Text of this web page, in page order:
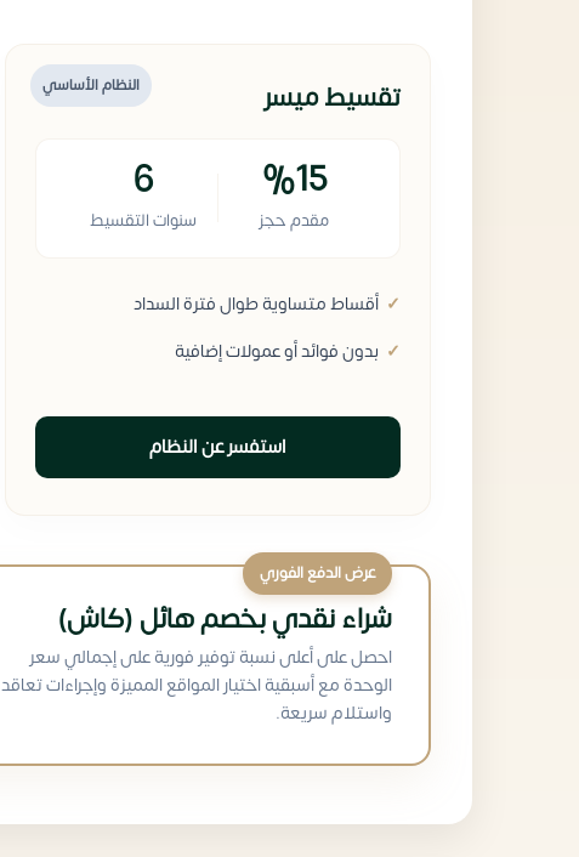
النظام الأساسي تقسيط ميسر
%15
مقدم حجز
6
سنوات التقسيط
أقساط متساوية طوال فترة السداد
بدون فوائد أو عمولات إضافية
استفسر عن النظام
عرض الدفع الفوري
شراء نقدي بخصم هائل (كاش)
احصل على أعلى نسبة توفير فورية على إجمالي سعر
الوحدة مع أسبقية اختيار المواقع المميزة وإجراءات تعاقد
واستلام سريعة.